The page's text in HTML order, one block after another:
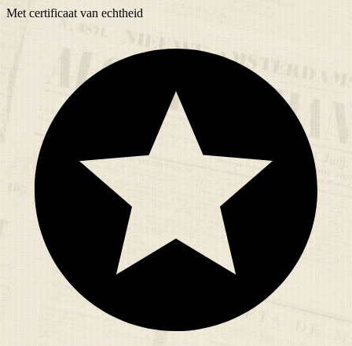
Met certificaat van echtheid